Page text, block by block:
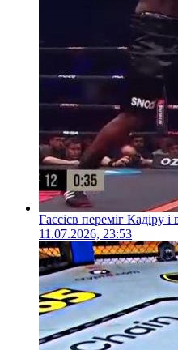
Гассієв переміг Кадіру
11.07.2026, 23:53